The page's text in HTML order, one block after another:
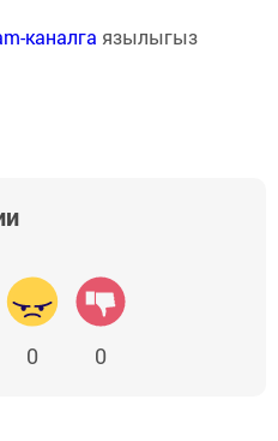
каналга язылыгыз
0 0